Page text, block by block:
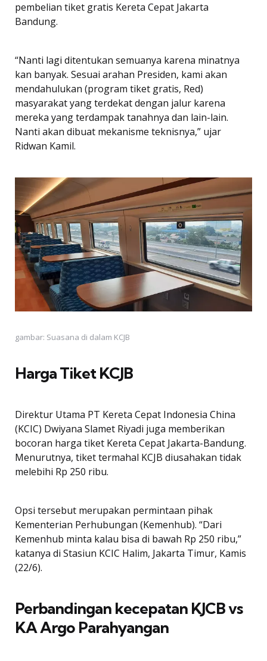
pembelian tiket gratis Kereta Cepat Jakarta
Bandung.
“Nanti lagi ditentukan semuanya karena minatnya
kan banyak. Sesuai arahan Presiden, kami akan
mendahulukan (program tiket gratis, Red)
masyarakat yang terdekat dengan jalur karena
mereka yang terdampak tanahnya dan lain-lain.
Nanti akan dibuat mekanisme teknisnya,” ujar
Ridwan Kamil.
gambar: Suasana di dalam KCJB
Harga Tiket KCJB
Direktur Utama PT Kereta Cepat Indonesia China
(KCIC) Dwiyana Slamet Riyadi juga memberikan
bocoran harga tiket Kereta Cepat Jakarta-Bandung.
Menurutnya, tiket termahal KCJB diusahakan tidak
melebihi Rp 250 ribu.
Opsi tersebut merupakan permintaan pihak
Kementerian Perhubungan (Kemenhub). “Dari
Kemenhub minta kalau bisa di bawah Rp 250 ribu,”
katanya di Stasiun KCIC Halim, Jakarta Timur, Kamis
(22/6).
Perbandingan kecepatan KJCB vs
KA Argo Parahyangan